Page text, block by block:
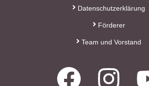
Datenschutzerklärung
Förderer
Team und Vorstand